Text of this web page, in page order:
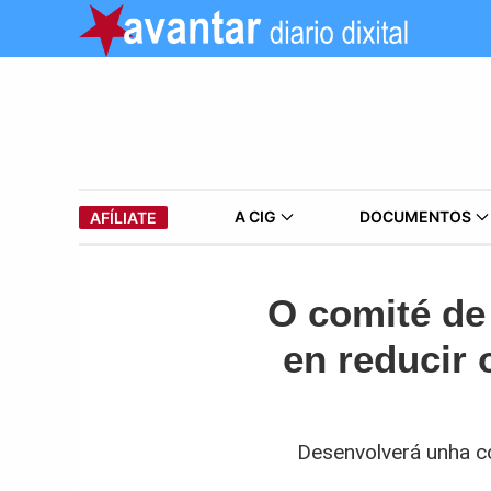
AFÍLIATE A CIG DOCUMENTOS
O comité
en reducir
Desenvolverá unha